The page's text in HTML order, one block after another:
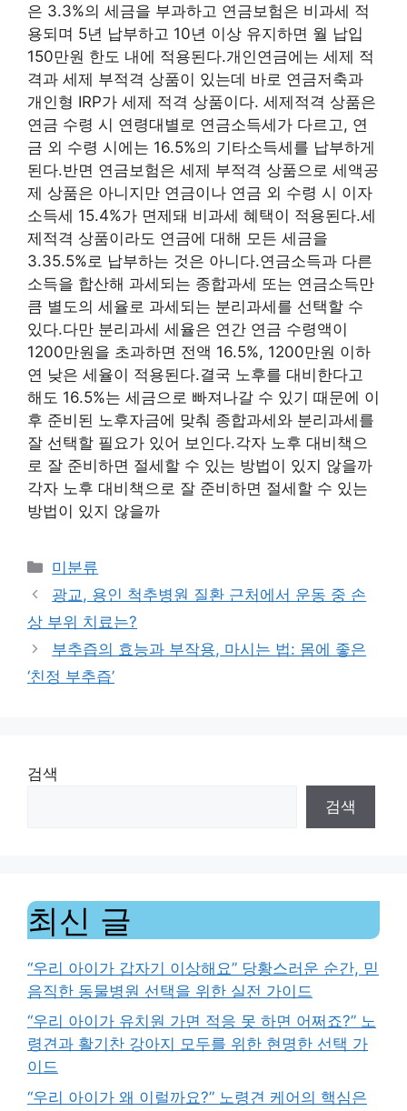
은 3.3%의 세금을 부과하고 연금보험은 비과세 적
용되며 5년 납부하고 10년 이상 유지하면 월 납입
150만원 한도 내에 적용된다.개인연금에는 세제 적
격과 세제 부적격 상품이 있는데 바로 연금저축과
개인형 IRP가 세제 적격 상품이다. 세제적격 상품은
연금 수령 시 연령대별로 연금소득세가 다르고, 연
금 외 수령 시에는 16.5%의 기타소득세를 납부하게
된다.반면 연금보험은 세제 부적격 상품으로 세액공
제 상품은 아니지만 연금이나 연금 외 수령 시 이자
소득세 15.4%가 면제돼 비과세 혜택이 적용된다.세
제적격 상품이라도 연금에 대해 모든 세금을
3.35.5%로 납부하는 것은 아니다.연금소득과 다른
소득을 합산해 과세되는 종합과세 또는 연금소득만
큼 별도의 세율로 과세되는 분리과세를 선택할 수
있다.다만 분리과세 세율은 연간 연금 수령액이
1200만원을 초과하면 전액 16.5%, 1200만원 이하
연 낮은 세율이 적용된다.결국 노후를 대비한다고
해도 16.5%는 세금으로 빠져나갈 수 있기 때문에 이
후 준비된 노후자금에 맞춰 종합과세와 분리과세를
잘 선택할 필요가 있어 보인다.각자 노후 대비책으
로 잘 준비하면 절세할 수 있는 방법이 있지 않을까
각자 노후 대비책으로 잘 준비하면 절세할 수 있는
방법이 있지 않을까
Categories
미분류
광교, 용인 척추병원 질환 근처에서 운동 중 손
상 부위 치료는?
부추즙의 효능과 부작용, 마시는 법: 몸에 좋은
‘친정 부추즙’
검색
검색
최신 글
“우리 아이가 갑자기 이상해요” 당황스러운 순간, 믿
음직한 동물병원 선택을 위한 실전 가이드
“우리 아이가 유치원 가면 적응 못 하면 어쩌죠?” 노
령견과 활기찬 강아지 모두를 위한 현명한 선택 가
이드
“우리 아이가 왜 이럴까요?” 노령견 케어의 핵심은